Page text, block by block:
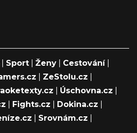
Sport Ženy Cestování|
ZeStolu.cz
Úschovna.cz
Fights.cz Dokina.cz
Srovnám.cz